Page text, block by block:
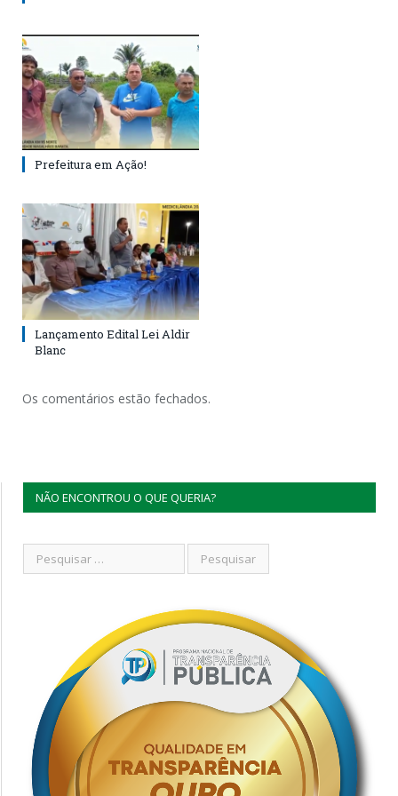
Prefeitura em Ação!
Lançamento Edital Lei Aldir
Blanc
Os comentários estão fechados.
NÃO ENCONTROU O QUE QUERIA?